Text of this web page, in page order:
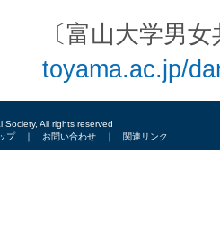
〔富山大学男
toyama.ac.jp/
All rights reserved
プ｜ お問い合わせ ｜ 関連リンク